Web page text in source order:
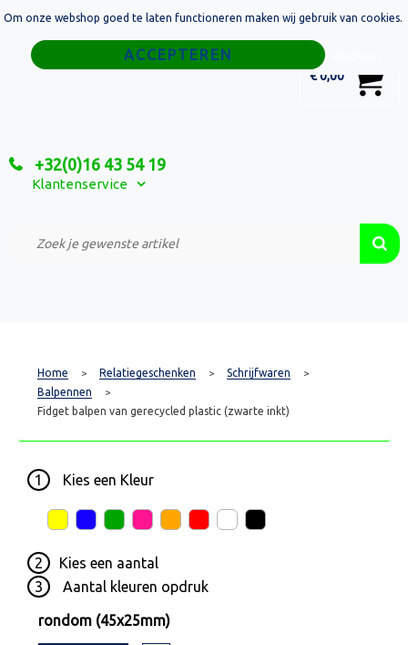
€ 0,00
+32(0)16 43 54 19
Klantenservice
Home
Relatiegeschenken
Custom Made Projecten
Home > Relatiegeschenken > Schrijfwaren >
Balpennen >
Fidget balpen van gerecycled plastic (zwarte inkt)
1 Kies een Kleur
2 Kies een aantal
3
Aantal kleuren opdruk
rondom (45x25mm)
Om onze webshop goed te laten functioneren maken wij gebruik van cookies.